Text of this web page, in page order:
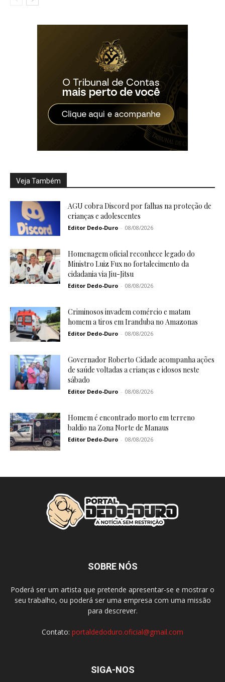
Veja Também
AGU cobra Discord por falhas na proteção de
crianças e adolescentes
Editor Dedo-Duro - 08/08/2026
Homenagem oficial reconhece legado do
Ministro Luiz Fux no fortalecimento da
cidadania via Jiu-Jitsu
Editor Dedo-Duro - 08/08/2026
Criminosos invadem comércio e matam
homem a tiros em Iranduba no Amazonas
Editor Dedo-Duro - 08/08/2026
Governador Roberto Cidade acompanha ações
de saúde voltadas a crianças e idosos neste
sábado
Editor Dedo-Duro - 08/08/2026
Homem é encontrado morto em terreno
baldio na Zona Norte de Manaus
Editor Dedo-Duro - 08/08/2026
SOBRE NÓS
Poderá ser um artista que pretende apresentar-se e mostrar o
seu trabalho, ou poderá ser uma empresa com uma missão
para descrever.
Contato: portaldedoduro.oficial@gmail.com
SIGA-NOS